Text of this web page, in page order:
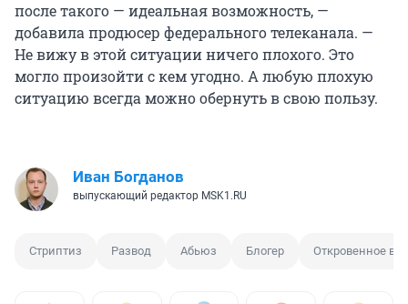
после такого — идеальная возможность, —
добавила продюсер федерального телеканала. —
Не вижу в этой ситуации ничего плохого. Это
могло произойти с кем угодно. А любую плохую
ситуацию всегда можно обернуть в свою пользу.
Иван Богданов
выпускающий редактор MSK1.RU
Стриптиз Развод Абьюз Блогер Откровенное